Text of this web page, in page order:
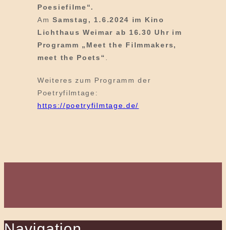
Poesiefilme“.
AmSamstag, 1.6.2024 im Kino
Lichthaus Weimar ab 16.30 Uhr im
Programm „Meet the Filmmakers,
meet the Poets“
Weiteres zum Programm der
Poetryfilmtage:
https://poetryfilmtage.de/